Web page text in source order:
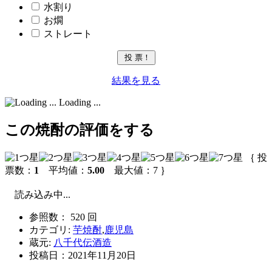
水割り
お燗
ストレート
結果を見る
Loading ...
この焼酎の評価をする
｛ 投
票数： 1 平均値： 5.00 最大値：7 ｝
読み込み中...
参照数： 520 回
カテゴリ: 芋焼酎,鹿児島
蔵元: 八千代伝酒造
投稿日： 2021年11月20日